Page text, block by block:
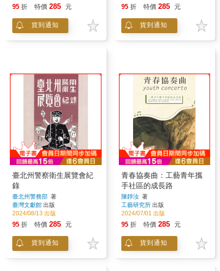
95 折 特價 285 元
貨到通知
95 折 特價 285 元
貨到通知
臺北州警察衛生展覽會紀
錄
臺北州警務部 著
臺灣文獻館 出版
2024/08/13 出版
95 折 特價 285 元
貨到通知
青春協奏曲：工藝青年攜
手社區的成長路
陳靜汝著
工藝研究所出版
2024/07/01 出版
95 折 特價 285 元
貨到通知